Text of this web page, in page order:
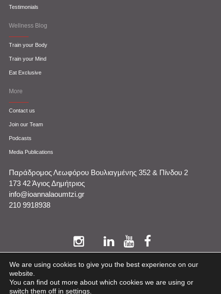
Testimonials
Wellness Blog
Train your Body
Train your Mind
Eat Exclusive
More
Contact us
Join our Team
Podcasts
Media Publications
Παράδρομος Λεωφόρου Βουλιαγμένης 352 & Πίνδου 2
173 42 Άγιος Δημήτριος
info@ioannalaoumtzi.gr
210 9918938
POWERED BY YABA.GR - ALL RIGHTS RESERVED. TO TOP
We are using cookies to give you the best experience on our
website.
You can find out more about which cookies we are using or
switch them off in settings